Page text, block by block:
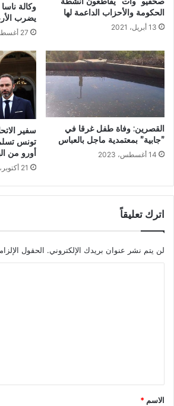
الحكومة والأحزاب الداعمة لها
13 أبريل، 2021
وكالة
يضرب
27 أغسطس، 2019
القصرين: وفاة طفل غرقا في
”جابية” بمعتمدية ماجل بالعباس
14 أغسطس، 2023
سفير
أورو من
21 أكتوبر، 2019
اترك تعليقاً
لن يتم نشر عنوان بريدك الإلكتروني. الحقول
*
الاسم *